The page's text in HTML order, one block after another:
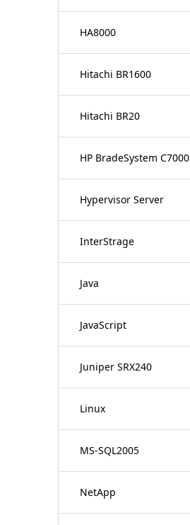
HA8000
Hitachi BR1600
Hitachi BR20
HP BradeSystem C7000
Hypervisor Server
InterStrage
Java
JavaScript
Juniper SRX240
Linux
MS-SQL2005
NetApp